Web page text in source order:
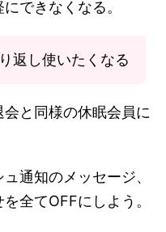
できなくなる。
返し使いたくなる
と同様の休眠会員に
通知のメッセージ、
全てOFFにしよう。